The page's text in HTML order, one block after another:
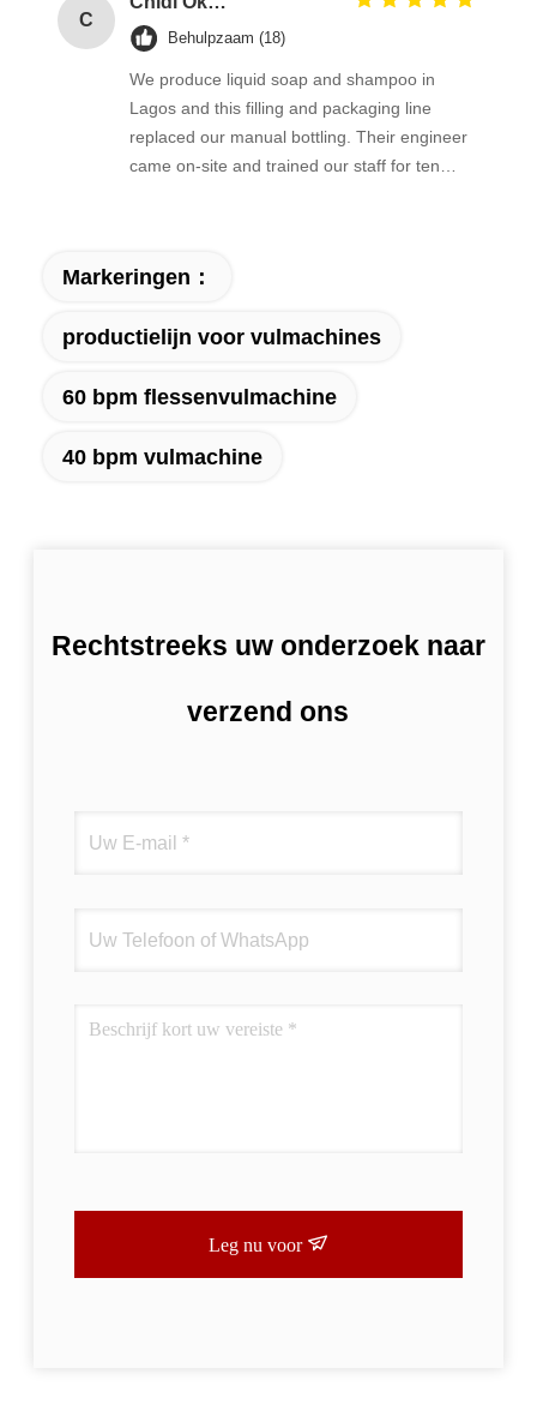
C
Behulpzaam (18)
We produce liquid soap and shampoo in
Lagos and this filling and packaging line
replaced our manual bottling. Their engineer
came on-site and trained our staff for ten
parts arrived within two weeks when we
supplier.
Markeringen：
productielijn voor vulmachines
60 bpm flessenvulmachine
40 bpm vulmachine
Rechtstreeks uw onderzoek naar
verzend ons
Leg nu voor